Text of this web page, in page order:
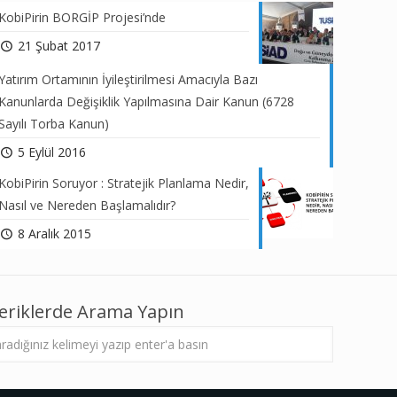
BORGİP Projesi’nde
21 Şubat 2017
Ortamının İyileştirilmesi Amacıyla Bazı
Değişiklik Yapılmasına Dair Kanun (6728
Torba Kanun)
5 Eylül 2016
Soruyor : Stratejik Planlama Nedir,
ve Nereden Başlamalıdır?
8 Aralık 2015
Arama Yapın